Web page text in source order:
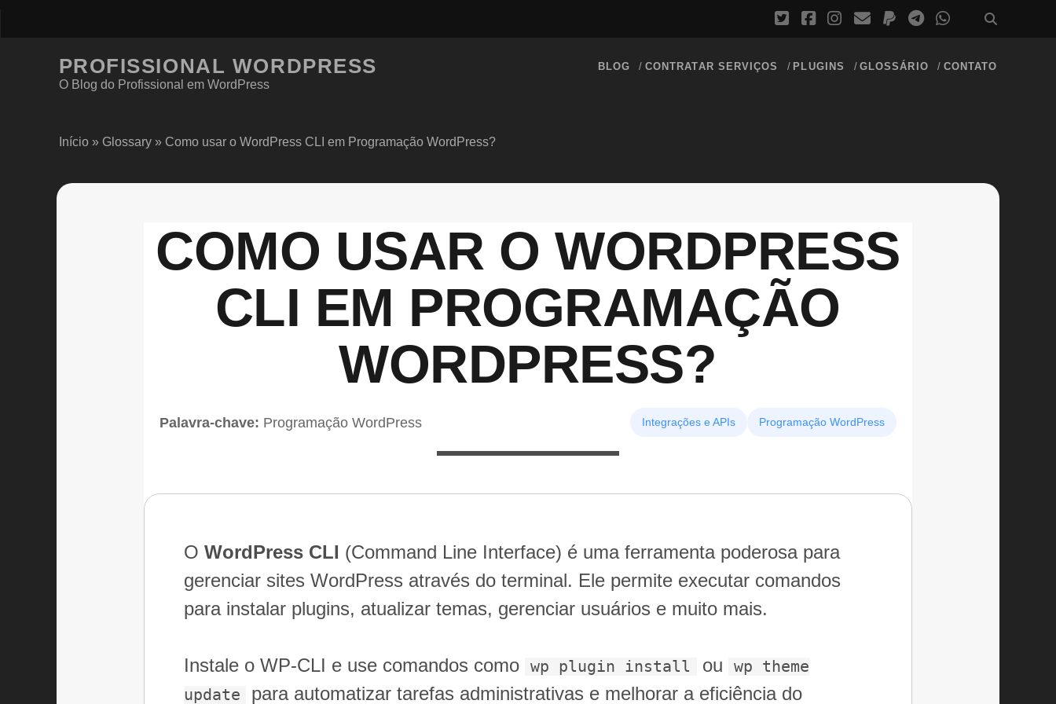
PROFISSIONAL WORDPRESS
O Blog do Profissional em WordPress
BLOG CONTRATAR SERVIÇOS PLUGINS GLOSSÁRIO CONTATO
Início» Glossary» Como usar o WordPress CLI em Programação WordPress?
COMO USAR O WORDPRESS
CLI EM PROGRAMAÇÃO
WORDPRESS?
Palavra-chave: Programação WordPress Integrações e APIs Programação WordPress
OWordPress CLI (Command Line Interface) é uma ferramenta poderosa para
gerenciar sites WordPress através do terminal. Ele permite executar comandos
para instalar plugins, atualizar temas, gerenciar usuários e muito mais.
Instale o WP-CLI e use comandos como wp plugin install ou
wp theme
update
para automatizar tarefas administrativas e melhorar a eficiência do